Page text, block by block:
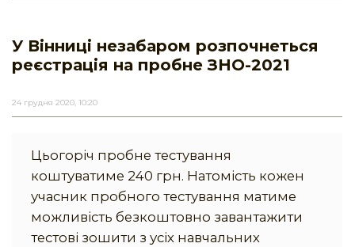
У Вінниці незабаром розпочнеться
реєстрація на пробне ЗНО-2021
24 грудня 2020, 10:20
Цьогоріч пробне тестування
коштуватиме 240 грн. Натомість кожен
учасник пробного тестування матиме
можливість безкоштовно завантажити
тестові зошити з усіх навчальних